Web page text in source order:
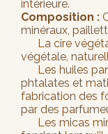
intérieure.
Composition :
minéraux,
La cire
végétale,
Les huiles
phtalates et
fabrication des
par des
Les micas